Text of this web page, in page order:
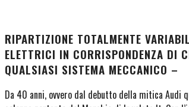
RIPARTIZIONE TOTALMENTE
ELETTRICI IN CORRISPONDENZA DI
QUALSIASI SISTEMA MECCANICO –
Da 40 anni, ovvero dal debutto della mitica Audi